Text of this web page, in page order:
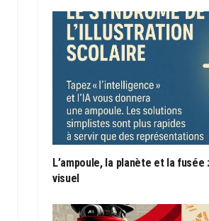
L’ampoule, la planète et la fusée
visuel